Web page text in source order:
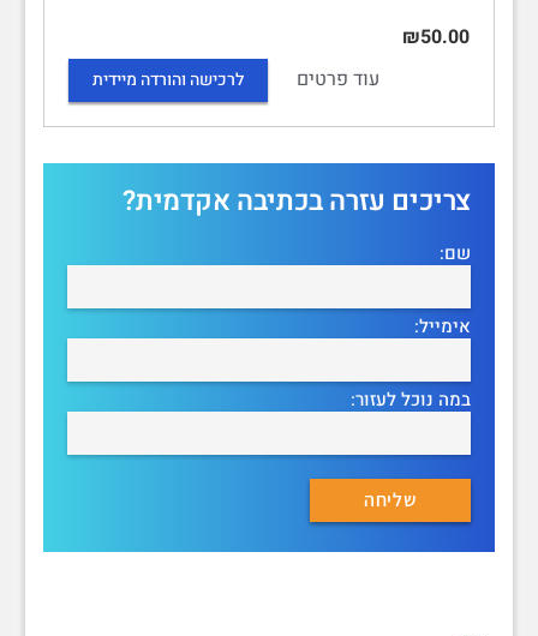
₪50.00
עוד פרטים
לרכישה והורדה מיידית
צריכים עזרה בכתיבה אקדמית?
שם:
אימייל:
במה נוכל לעזור: